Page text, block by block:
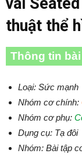
thuật thể
Thông tin
Loại: Sức mạnh
Nhóm cơ chính:
Nhóm cơ phụ:
Dụng cụ: Tạ đôi
Nhóm: Bài tập